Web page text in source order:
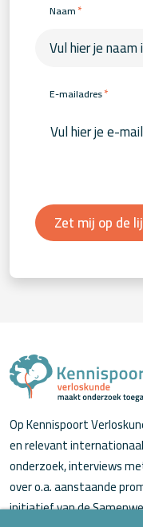
Naam*
E-mailadres*
Zet mij op de
Op Kennispoort
en relevant
onderzoek, interviews
over o.a. aanstaande
initiatief van de